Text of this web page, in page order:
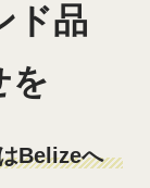
ド品
を
Belizeへ